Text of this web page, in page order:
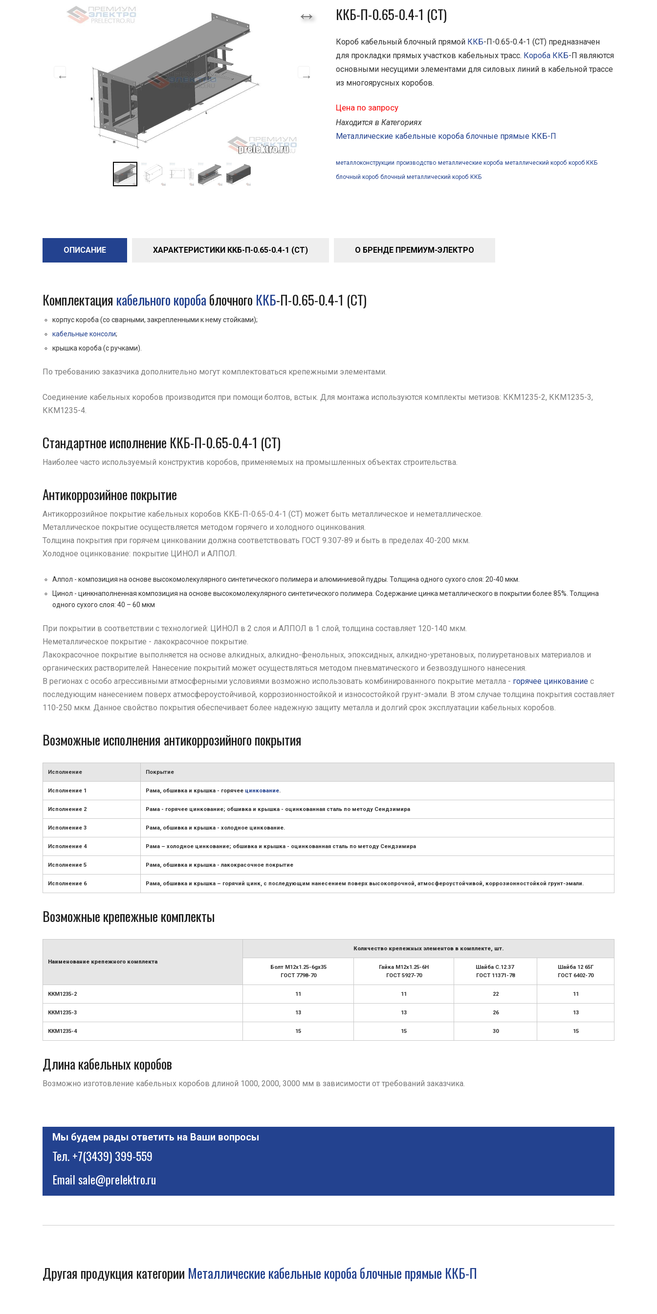
ККБ-П-0.65-0.4-1 (СТ)
Короб кабельный блочный прямой ККБ-П-0.65-0.4-1 (СТ) предназначен
для прокладки прямых участков кабельных трасс. Короба ККБ-П являются
основными несущими элементами для силовых линий в кабельной трассе
из многоярусных коробов.
Цена по запросу
Находится в Категориях
Металлические кабельные короба блочные прямые ККБ-П
металлоконструкции производство металлические короба металлический короб короб ККБ
блочный короб блочный металлический короб ККБ
ОПИСАНИЕ ХАРАКТЕРИСТИКИ ККБ-П-0.65-0.4-1 (СТ) О БРЕНДЕ ПРЕМИУМ-ЭЛЕКТРО
Комплектация кабельного коробаблочного ККБ-П-0.65-0.4-1 (СТ)
корпус короба (со сварными, закрепленными к нему стойками);
кабельные консоли;
крышка короба (с ручками).
По требованию заказчика дополнительно могут комплектоваться крепежными элементами.
Соединение кабельных коробов производится при помощи болтов, встык. Для монтажа используются комплекты метизов: ККМ1235-2, ККМ1235-3,
ККМ1235-4.
Стандартное исполнение ККБ-П-0.65-0.4-1 (СТ)
Наиболее часто используемый конструктив коробов, применяемых на промышленных объектах строительства.
Антикоррозийное покрытие
Антикоррозийное покрытие кабельных коробов ККБ-П-0.65-0.4-1 (СТ) может быть металлическое и неметаллическое.
Металлическое покрытие осуществляется методом горячего и холодного оцинкования.
Толщина покрытия при горячем цинковании должна соответствовать ГОСТ 9.307-89 и быть в пределах 40-200 мкм.
Холодное оцинкование: покрытие ЦИНОЛ и АЛПОЛ.
Алпол - композиция на основе высокомолекулярного синтетического полимера и алюминиевой пудры. Толщина одного сухого слоя: 20-40 мкм.
Цинол - цинкнаполненная композиция на основе высокомолекулярного синтетического полимера. Содержание цинка металлического в покрытии более 85%. Толщина
одного сухого слоя: 40 – 60 мкм
При покрытии в соответствии с технологией: ЦИНОЛ в 2 слоя и АЛПОЛ в 1 слой, толщина составляет 120-140 мкм.
Неметаллическое покрытие - лакокрасочное покрытие.
Лакокрасочное покрытие выполняется на основе алкидных, алкидно-фенольных, эпоксидных, алкидно-уретановых, полиуретановых материалов и
органических растворителей. Нанесение покрытий может осуществляться методом пневматического и безвоздушного нанесения.
В регионах с особо агрессивными атмосферными условиями возможно использовать комбинированного покрытие металла - горячее цинкование с
последующим нанесением поверх атмосфероустойчивой, коррозионностойкой и износостойкой грунт-эмали. В этом случае толщина покрытия составляет
110-250 мкм. Данное свойство покрытия обеспечивает более надежную защиту металла и долгий срок эксплуатации кабельных коробов.
Возможные исполнения антикоррозийного покрытия
Исполнение Покрытие
Исполнение 1 Рама, обшивка и крышка - горячее цинкование.
Исполнение 2 Рама - горячее цинкование; обшивка и крышка - оцинкованная сталь по методу Сендзимира
Исполнение 3 Рама, обшивка и крышка - холодное цинкование.
Исполнение 4 Рама – холодное цинкование; обшивка и крышка - оцинкованная сталь по методу Сендзимира
Исполнение 5 Рама, обшивка и крышка - лакокрасочное покрытие
Исполнение 6 Рама, обшивка и крышка – горячий цинк, с последующим нанесением поверх высокопрочной, атмосфероустойчивой, коррозионностойкой грунт-эмали.
Возможные крепежные комплекты
Наименование крепежного комплекта
Количество крепежных элементов в комплекте, шт.
Болт М12х1.25-6gx35
ГОСТ 7798-70
Гайка М12х1.25-6H
ГОСТ 5927-70
Шайба С.12.37
ГОСТ 11371-78
Шайба 12 65Г
ГОСТ 6402-70
ККМ1235-2 11 11 22 11
ККМ1235-3 13 13 26 13
ККМ1235-4 15 15 30 15
Длина кабельных коробов
Возможно изготовление кабельных коробов длиной 1000, 2000, 3000 мм в зависимости от требований заказчика.
Мы будем рады ответить на Ваши вопросы
Тел.+7(3439) 399-559
Emailsale@prelektro.ru
Другая продукция категории Металлические кабельные короба блочные прямые ККБ-П